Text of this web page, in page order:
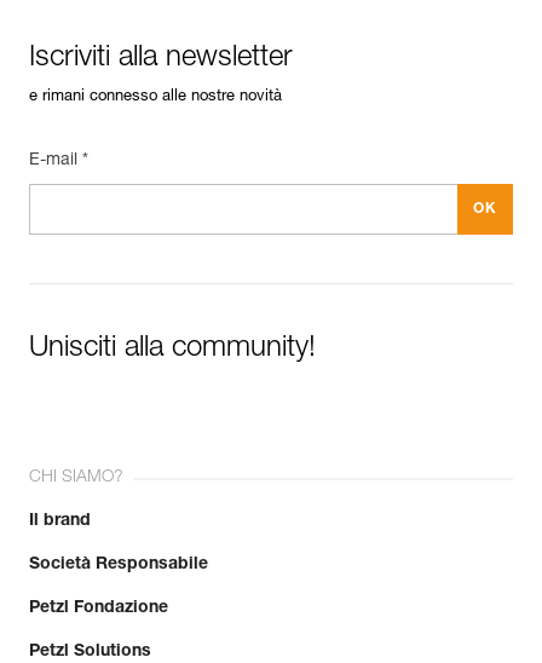
Iscriviti alla newsletter
e rimani connesso alle nostre novità
E-mail *
Unisciti alla community!
CHI SIAMO?
Il brand
Società Responsabile
Petzl Fondazione
Petzl Solutions